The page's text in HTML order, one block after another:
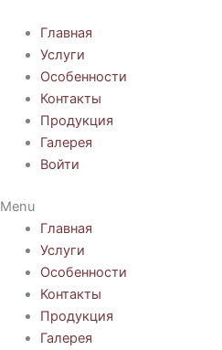
содержимому
Главная
Услуги
Особенности
Контакты
Продукция
Галерея
Войти
Menu
Главная
Услуги
Особенности
Контакты
Продукция
Галерея